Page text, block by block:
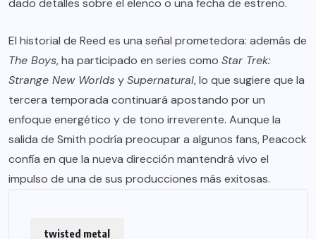
dado detalles sobre el elenco o una fecha de estreno.
El historial de Reed es una señal prometedora: además de
The Boys, ha participado en series como Star Trek:
Strange New WorldsySupernatural, lo que sugiere que la
tercera temporada continuará apostando por un
enfoque energético y de tono irreverente. Aunque la
salida de Smith podría preocupar a algunos fans, Peacock
confía en que la nueva dirección mantendrá vivo el
impulso de una de sus producciones más exitosas.
twisted metal